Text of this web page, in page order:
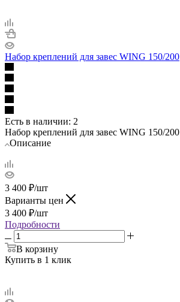
Набор креплений для завес WING 150/200
Есть в наличии: 2
Набор креплений для завес WING 150/200
Описание
3 400 ₽/шт
Варианты цен
3 400 ₽/шт
Подробности
В корзину
Купить в 1 клик